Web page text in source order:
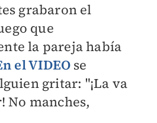
grabaron el
que
la pareja había
el VIDEOse
gritar: "¡La va
No manches,